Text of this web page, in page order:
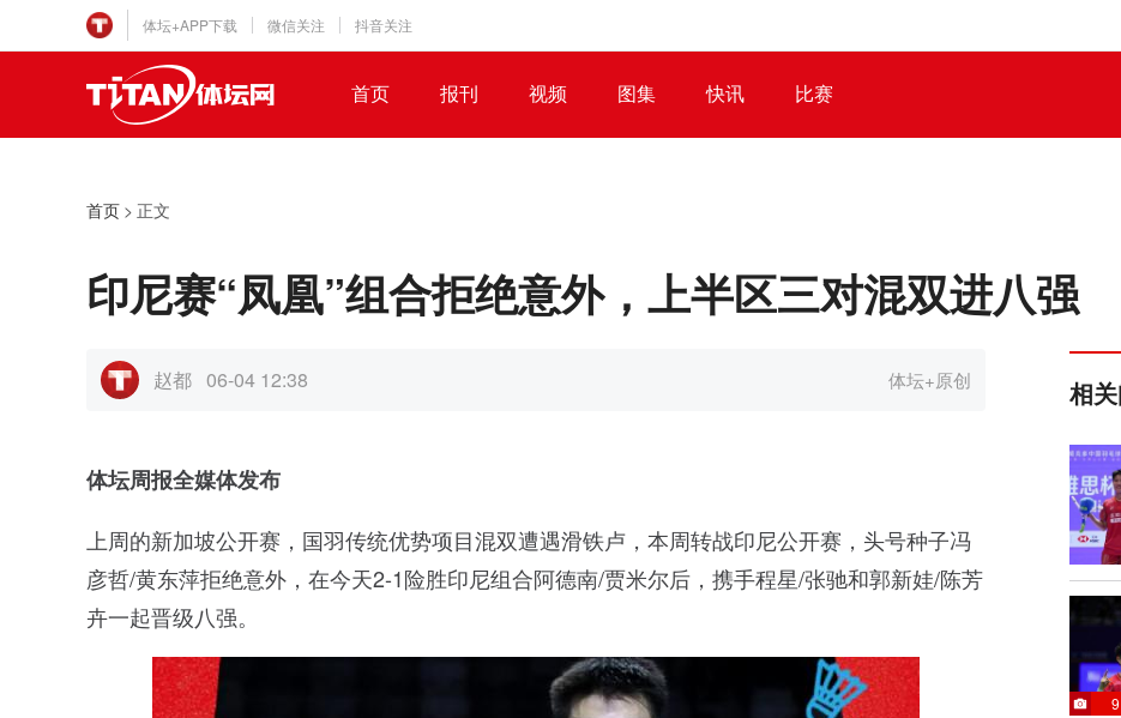
体坛+APP下载 微信关注 抖音关注
首页 报刊 视频 图集 快讯 比赛
首页 > 正文
印尼赛“凤凰”组合拒绝意外，上半区三对混双进八强
赵都 06-04 12:38 体坛+原创
体坛周报全媒体发布
上周的新加坡公开赛，国羽传统优势项目混双遭遇滑铁卢，本周转战印尼公开赛，头号种子冯
彦哲/黄东萍拒绝意外，在今天2-1险胜印尼组合阿德南/贾米尔后，携手程星/张驰和郭新娃/陈芳
卉一起晋级八强。
相
新闻
9